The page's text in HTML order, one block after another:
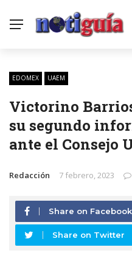
EDOMEX UAEM
Victorino
su segundo
ante el Consejo
Redacción 7 febrero, 2023
Share on Facebook
Share on Twitter